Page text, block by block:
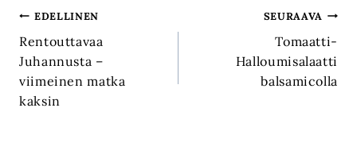
Artikkelien
selaus
EDELLINEN
Rentouttavaa
Juhannusta –
viimeinen matka
kaksin
SEURAAVA
Tomaatti-
Halloumisalaatti
balsamicolla